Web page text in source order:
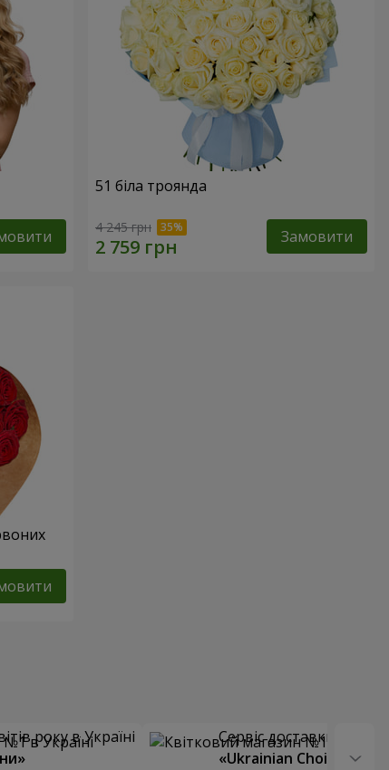
51 біла троянда
4 245 грн Замовити
року в Україні
Сервіс доставки квітів
«Ukrainian Choice»